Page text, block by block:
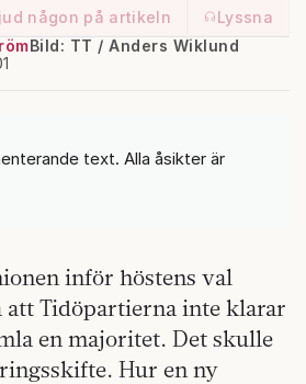
någon på artikeln
Lyssna
Bild: TT / Anders Wiklund
text. Alla åsikter är
inför höstens val
att Tidöpartierna inte klarar
en majoritet. Det skulle
Hur en ny